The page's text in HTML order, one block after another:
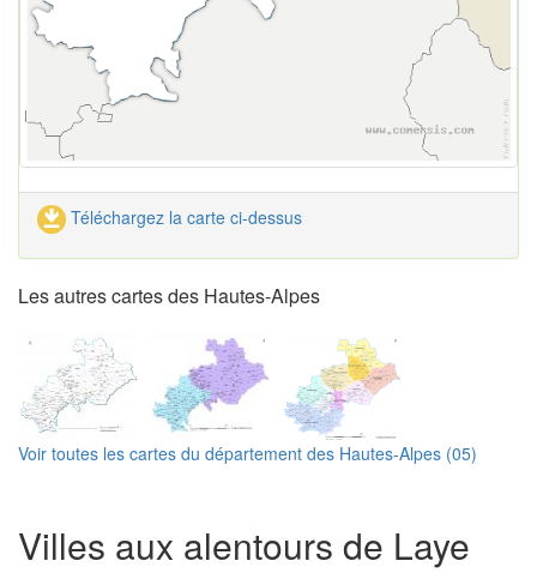
Téléchargez la carte ci-dessus
Les autres cartes des Hautes-Alpes
Voir toutes les cartes du département des Hautes-Alpes (05)
Villes aux alentours de Laye